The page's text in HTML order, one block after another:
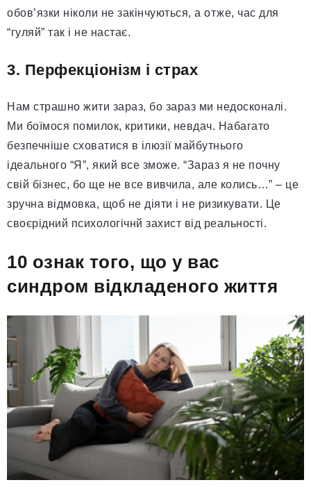
обов’язки ніколи не закінчуються, а отже, час для
“гуляй” так і не настає.
3. Перфекціонізм і страх
Нам страшно жити зараз, бо зараз ми недосконалі.
Ми боїмося помилок, критики, невдач. Набагато
безпечніше сховатися в ілюзії майбутнього
ідеального “Я”, який все зможе. “Зараз я не почну
свій бізнес, бо ще не все вивчила, але колись…” – це
зручна відмовка, щоб не діяти і не ризикувати. Це
своєрідний психологічнй захист від реальності.
10 ознак того, що у вас
синдром відкладеного життя